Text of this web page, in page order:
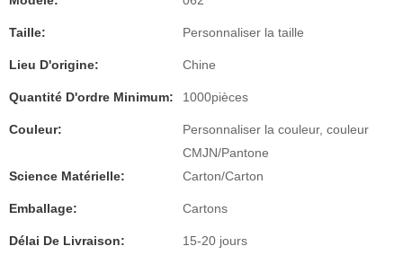
Taille: Personnaliser la taille
Lieu D'origine: Chine
Quantité D'ordre Minimum: 1000pièces
Couleur:
Personnaliser la couleur, couleur
CMJN/Pantone
Science Matérielle:
Carton/Carton
Emballage: Cartons
Délai De Livraison: 15-20 jours